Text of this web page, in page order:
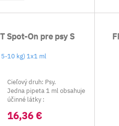
Spot-On pre psy S
5-10 kg) 1x1 ml
Cieľový druh: Psy.
Jedna pipeta 1 ml obsahuje
účinné látky :
16,36 €